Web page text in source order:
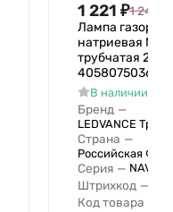
1 221 ₽1
Лампа
натриевая
трубчатая
В наличии
Бренд —
LEDVANCE
Страна —
Российская
Серия — NAV
Штрихкод —
Код товара